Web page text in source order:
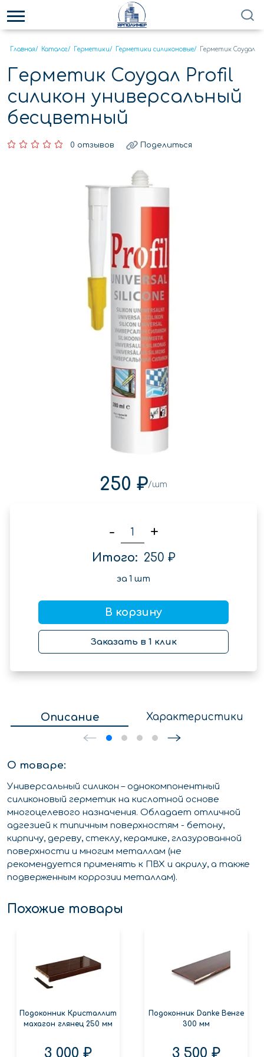
Главная/ Каталог/ Герметики/ Герметики силиконовые/ Герметик Соудал
Герметик Соудал Profil
силикон универсальный
бесцветный
0 отзывов Поделиться
250 ₽/шт
- +
Итого: 250 ₽
за 1 шт
В корзину
Заказать в 1 клик
Описание Характеристики
О товаре:
Универсальный силикон – однокомпонентный
силиконовый герметик на кислотной основе
многоцелевого назначения. Обладает отличной
адгезией к типичным поверхностям - бетону,
кирпичу, дереву, стеклу, керамике, глазурованной
поверхности и многим металлам (не
рекомендуется применять к ПВХ и акрилу, а также
подверженным коррозии металлам).
Похожие товары
Подоконник Кристаллит
махагон глянец 250 мм
3 000 ₽
Подоконник Danke Венге
300 мм
3 500 ₽